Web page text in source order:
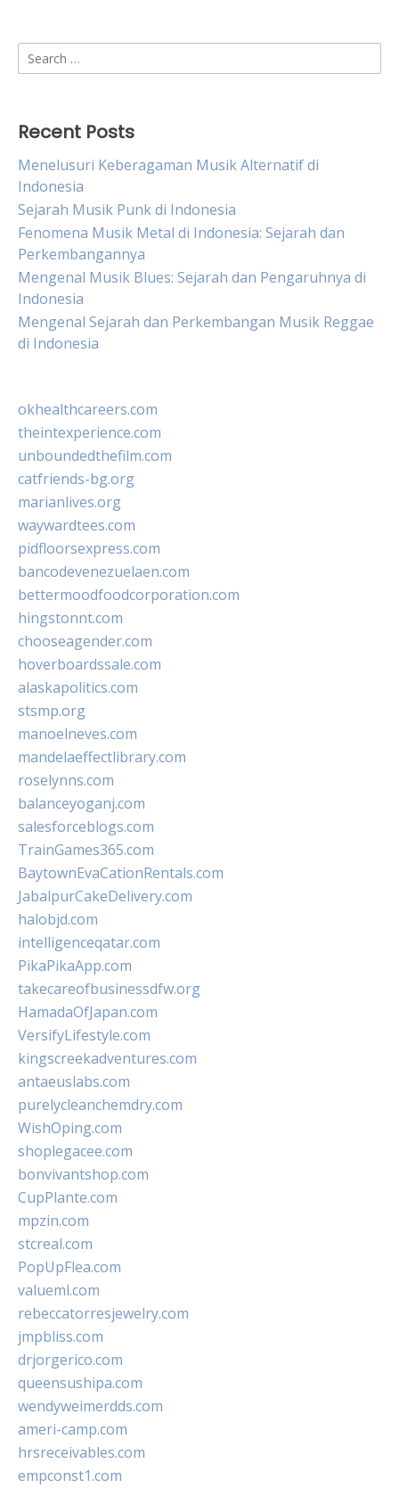
Search
for:
Recent Posts
Menelusuri Keberagaman Musik Alternatif di
Indonesia
Sejarah Musik Punk di Indonesia
Fenomena Musik Metal di Indonesia: Sejarah dan
Perkembangannya
Mengenal Musik Blues: Sejarah dan Pengaruhnya di
Indonesia
Mengenal Sejarah dan Perkembangan Musik Reggae
di Indonesia
okhealthcareers.com
theintexperience.com
unboundedthefilm.com
catfriends-bg.org
marianlives.org
waywardtees.com
pidfloorsexpress.com
bancodevenezuelaen.com
bettermoodfoodcorporation.com
hingstonnt.com
chooseagender.com
hoverboardssale.com
alaskapolitics.com
stsmp.org
manoelneves.com
mandelaeffectlibrary.com
roselynns.com
balanceyoganj.com
salesforceblogs.com
TrainGames365.com
BaytownEvaCationRentals.com
JabalpurCakeDelivery.com
halobjd.com
intelligenceqatar.com
PikaPikaApp.com
takecareofbusinessdfw.org
HamadaOfJapan.com
VersifyLifestyle.com
kingscreekadventures.com
antaeuslabs.com
purelycleanchemdry.com
WishOping.com
shoplegacee.com
bonvivantshop.com
CupPlante.com
mpzin.com
stcreal.com
PopUpFlea.com
valueml.com
rebeccatorresjewelry.com
jmpbliss.com
drjorgerico.com
queensushipa.com
wendyweimerdds.com
ameri-camp.com
hrsreceivables.com
empconst1.com